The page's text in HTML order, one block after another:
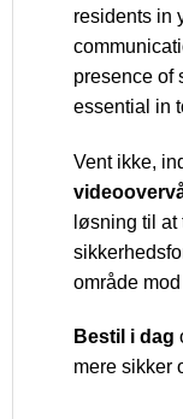
residents in
presence of
essential in
Vent ikke,
løsning til
område
Bestil i dag
mere sikker